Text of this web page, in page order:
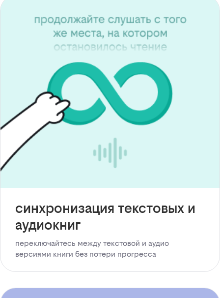
синхронизация текстовых и
аудиокниг
переключайтесь между текстовой и аудио
версиями книги без потери прогресса